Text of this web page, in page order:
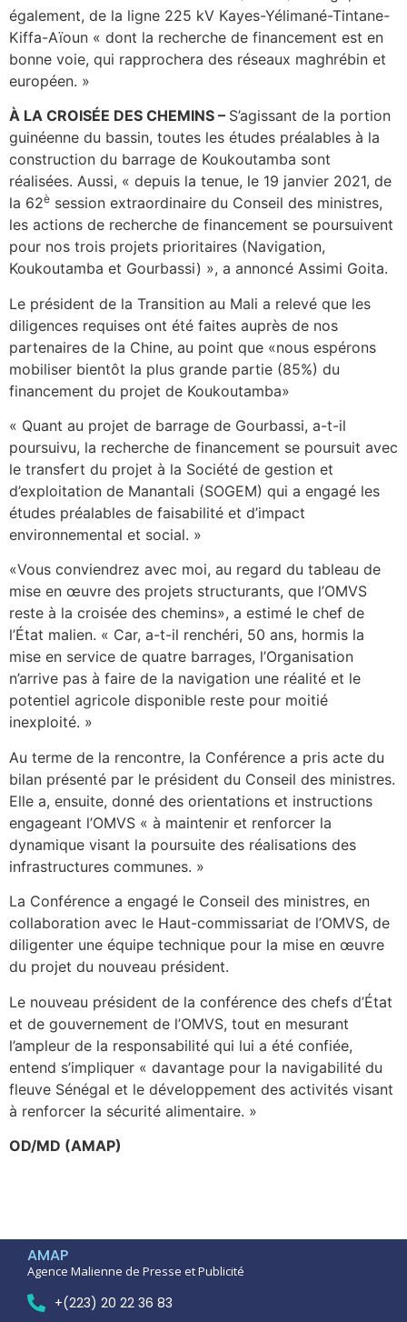
également, de la ligne 225 kV Kayes-Yélimané-Tintane-
Kiffa-Aïoun « dont la recherche de financement est en
bonne voie, qui rapprochera des réseaux maghrébin et
européen. » ​
À LA CROISÉE DES CHEMINS – S’agissant de la portion
guinéenne du bassin, toutes les études préalables à la
construction du barrage de Koukoutamba sont
réalisées. Aussi, « depuis la tenue, le 19 janvier 2021, de
la 62è session extraordinaire du Conseil des ministres,
les actions de recherche de financement se poursuivent
pour nos trois projets prioritaires (Navigation,
Koukoutamba et Gourbassi) », a annoncé Assimi Goita.
Le président de la Transition au Mali a relevé que les
diligences requises ont été faites auprès de nos
partenaires de la Chine, au point que «nous espérons
mobiliser bientôt la plus grande partie (85%) du
financement du projet de Koukoutamba»
« Quant au projet de barrage de Gourbassi, a-t-il
poursuivu, la recherche de financement se poursuit avec
le transfert du projet à la Société de gestion et
d’exploitation de Manantali (SOGEM) qui a engagé les
études préalables de faisabilité et d’impact
environnemental et social. »
«Vous conviendrez avec moi, au regard du tableau de
mise en œuvre des projets structurants, que l’OMVS
reste à la croisée des chemins», a estimé le chef de
l’État malien. « Car, a-t-il renchéri, 50 ans, hormis la
mise en service de quatre barrages, l’Organisation
n’arrive pas à faire de la navigation une réalité et le
potentiel agricole disponible reste pour moitié
inexploité. »
Au terme de la rencontre, la Conférence a pris acte du
bilan présenté par le président du Conseil des ministres.
Elle a, ensuite, donné des orientations et instructions
engageant l’OMVS « à maintenir et renforcer la
dynamique visant la poursuite des réalisations des
infrastructures communes. »
La Conférence a engagé le Conseil des ministres, en
collaboration avec le Haut-commissariat de l’OMVS, de
diligenter une équipe technique pour la mise en œuvre
du projet du nouveau président.
Le nouveau président de la conférence des chefs d’État
et de gouvernement de l’OMVS, tout en mesurant
l’ampleur de la responsabilité qui lui a été confiée,
entend s’impliquer « davantage pour la navigabilité du
fleuve Sénégal et le développement des activités visant
à renforcer la sécurité alimentaire. »
OD/MD (AMAP)
AMAP
Agence Malienne de Presse et Publicité
+(223) 20 22 36 83